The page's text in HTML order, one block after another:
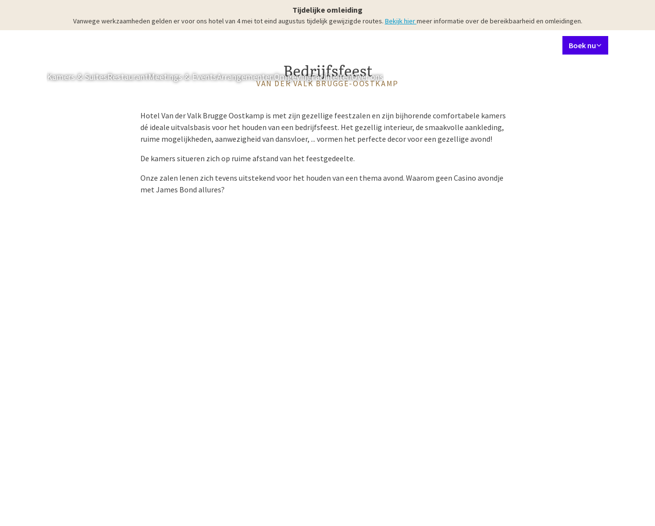
Tijdelijke omleiding
Vanwege werkzaamheden gelden er voor ons hotel van 4 mei tot eind augustus tijdelijk gewijzigde routes. Bekijk hiermeer informatie over de bereikbaarheid en omleidingen.
Ingestelde taal
Boek nu
Kamers & SuitesRestaurantMeetings & EventsArrangementenOmgevingFaciliteitenOver ons
Bedrijfsfeest
VAN DER VALK BRUGGE-OOSTKAMP
Hotel Van der Valk Brugge Oostkamp is met zijn gezellige feestzalen en zijn bijhorende comfortabele kamers
dé ideale uitvalsbasis voor het houden van een bedrijfsfeest. Het gezellig interieur, de smaakvolle aankleding,
ruime mogelijkheden, aanwezigheid van dansvloer, ... vormen het perfecte decor voor een gezellige avond!
De kamers situeren zich op ruime afstand van het feestgedeelte.
Onze zalen lenen zich tevens uitstekend voor het houden van een thema avond. Waarom geen Casino avondje
met James Bond allures?